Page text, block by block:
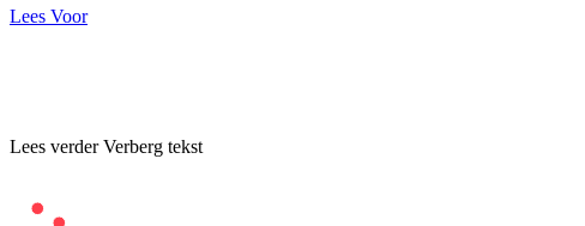
Lees Voor
Lees verderVerberg tekst